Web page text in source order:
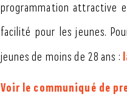
programmation attractive
facilité pour les jeunes.
jeunes de moins de 28 ans :
Voir le communiqué de